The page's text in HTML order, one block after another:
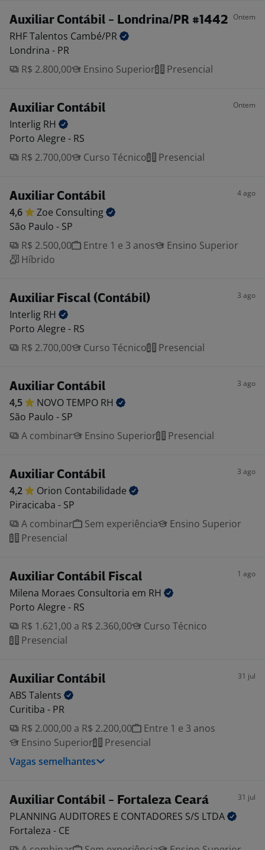
Auxiliar Contábil - Londrina/PR #1442 Ontem
RHF Talentos Cambé/PR
Londrina - PR
R$ 2.800,00
Ensino Superior Presencial
Auxiliar Contábil Ontem
Interlig RH
Porto Alegre - RS
R$ 2.700,00
Curso Técnico Presencial
Auxiliar Contábil 4 ago
4,6 Zoe Consulting
São Paulo - SP
R$ 2.500,00
Entre 1 e 3 anos
Ensino Superior
Híbrido
Auxiliar Fiscal (Contábil) 3 ago
Interlig RH
Porto Alegre - RS
R$ 2.700,00
Curso Técnico Presencial
Auxiliar Contábil 3 ago
4,5 NOVO TEMPO RH
São Paulo - SP
A combinar
Ensino Superior Presencial
Auxiliar Contábil 3 ago
4,2 Orion Contabilidade
Piracicaba - SP
A combinar
Sem experiência
Ensino Superior
Presencial
Auxiliar Contábil Fiscal 1 ago
Milena Moraes Consultoria em RH
Porto Alegre - RS
R$ 1.621,00 a R$ 2.360,00
Curso Técnico
Presencial
Auxiliar Contábil 31 jul
ABS Talents
Curitiba - PR
R$ 2.000,00 a R$ 2.200,00
Entre 1 e 3 anos
Ensino Superior
Presencial
Vagas semelhantes
Auxiliar Contábil - Fortaleza Ceará 31 jul
PLANNING AUDITORES E CONTADORES S/S LTDA
Fortaleza - CE